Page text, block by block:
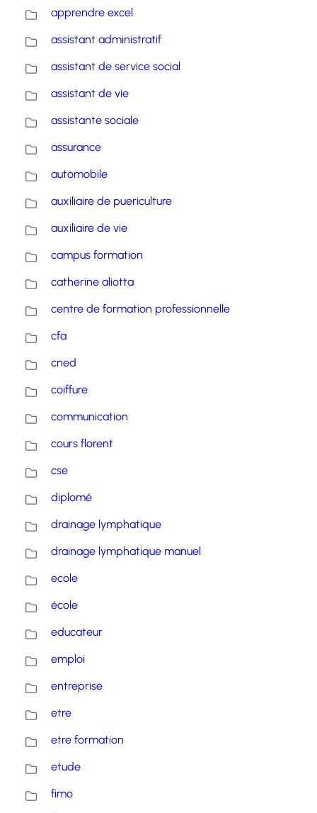
apprendre excel
assistant administratif
assistant de service social
assistant de vie
assistante sociale
assurance
automobile
auxiliaire de puericulture
auxiliaire de vie
campus formation
catherine aliotta
centre de formation professionnelle
cfa
cned
coiffure
communication
cours florent
cse
diplomé
drainage lymphatique
drainage lymphatique manuel
ecole
école
educateur
emploi
entreprise
etre
etre formation
etude
fimo